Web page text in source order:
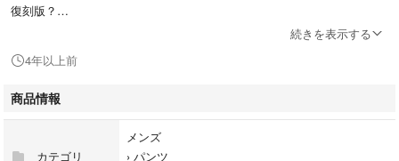
復刻版？
そのようなものだと聞いていますがよくわかりません
古着とご理解いただける方
続きを表示する
4年以上前
商品情報
カテゴリ
メンズ
› パンツ